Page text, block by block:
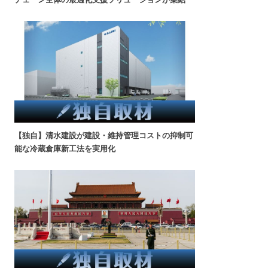
【独自】清水建設が建設・維持管理コストの抑制可
能な冷蔵倉庫新工法を実用化